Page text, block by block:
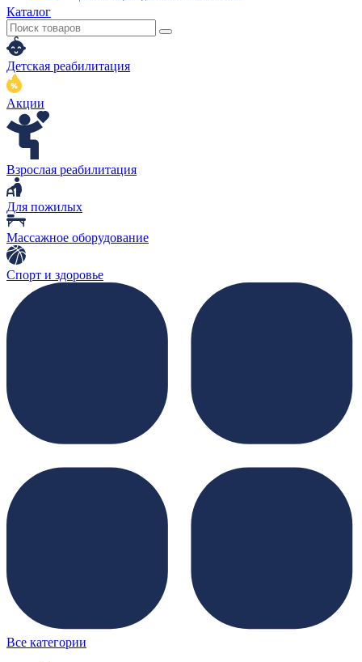
Каталог
Детская реабилитация
Акции
Взрослая реабилитация
Для пожилых
Массажное оборудование
Спорт и здоровье
Все категории